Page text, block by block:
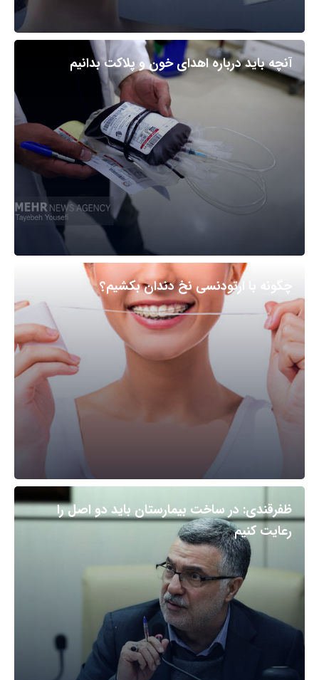
آنچه باید درباره اهدای خون و پلاکت بدانیم
چگونه با ارتودنسی نخ دندان بکشیم؟
ظفرقندی: در ساخت بیمارستان باید دو اصل را
رعایت کنیم